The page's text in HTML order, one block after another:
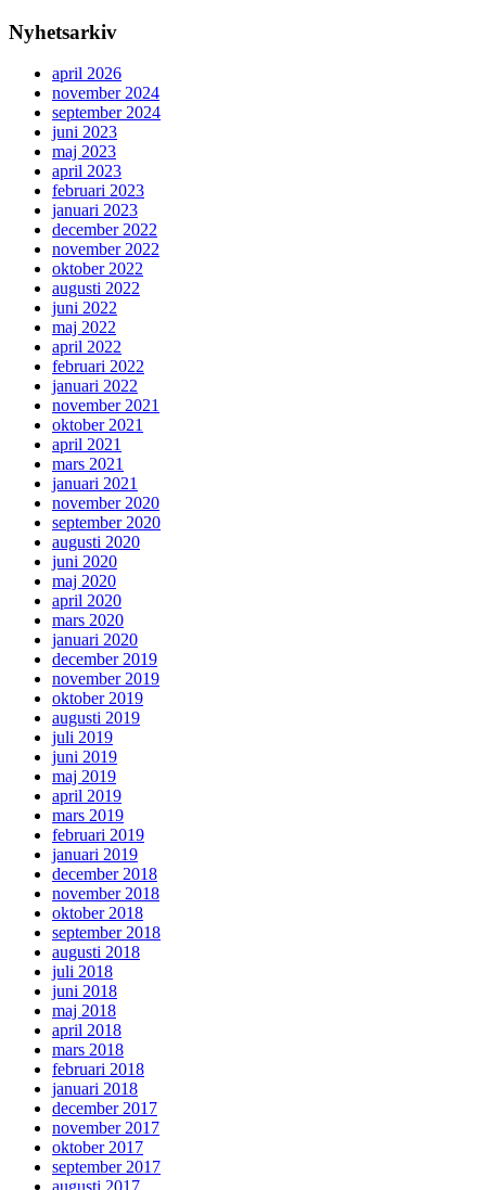
Nyhetsarkiv
april 2026
november 2024
september 2024
juni 2023
maj 2023
april 2023
februari 2023
januari 2023
december 2022
november 2022
oktober 2022
augusti 2022
juni 2022
maj 2022
april 2022
februari 2022
januari 2022
november 2021
oktober 2021
april 2021
mars 2021
januari 2021
november 2020
september 2020
augusti 2020
juni 2020
maj 2020
april 2020
mars 2020
januari 2020
december 2019
november 2019
oktober 2019
augusti 2019
juli 2019
juni 2019
maj 2019
april 2019
mars 2019
februari 2019
januari 2019
december 2018
november 2018
oktober 2018
september 2018
augusti 2018
juli 2018
juni 2018
maj 2018
april 2018
mars 2018
februari 2018
januari 2018
december 2017
november 2017
oktober 2017
september 2017